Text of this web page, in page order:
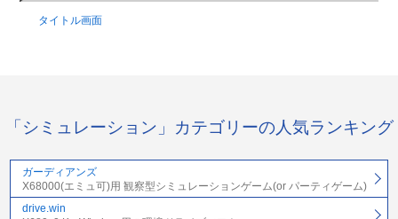
タイトル画面
「シミュレーション」カテゴリーの人気ランキング
ガーディアンズ
X68000(エミュ可)用 観察型シミュレーションゲーム(or パーティゲーム)
drive.win